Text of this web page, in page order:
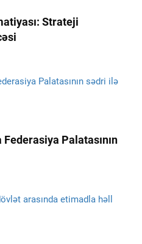
Strateji
Palatasının